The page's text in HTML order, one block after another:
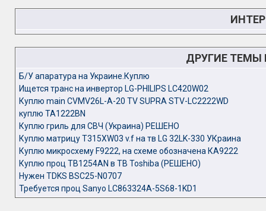
ДРУГИЕ ТЕМЫ
Б/У апаратура на Украине.Куплю
Ищется транс на инвертор LG-PHILIPS LC420W02
Куплю main CVMV26L-A-20 TV SUPRA STV-LC2222WD
куплю TA1222BN
Куплю гриль для СВЧ (Украина) РЕШЕНО
Куплю матрицу T315XW03 v.f на тв LG 32LK-330 УКраина
Куплю микросхему F9222, на схеме обозначена КA9222
Куплю проц TB1254AN в ТВ Toshiba (РЕШЕНО)
Нужен TDKS BSC25-N0707
Требуется проц Sanyo LC863324A-5S68-1KD1